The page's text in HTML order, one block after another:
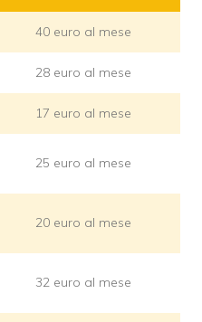
40 euro al mese
28 euro al mese
17 euro al mese
25 euro al mese
20 euro al mese
32 euro al mese